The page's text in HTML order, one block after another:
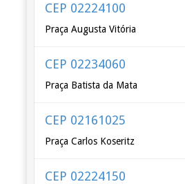
CEP 02224100
Praça Augusta Vitória
CEP 02234060
Praça Batista da Mata
CEP 02161025
Praça Carlos Koseritz
CEP 02224150